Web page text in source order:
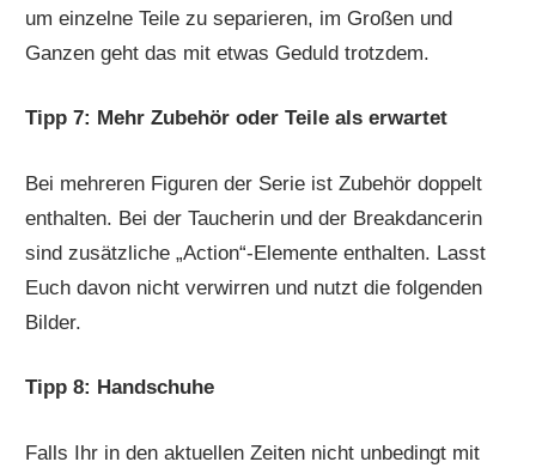
um einzelne Teile zu separieren, im Großen und
Ganzen geht das mit etwas Geduld trotzdem.
Tipp 7: Mehr Zubehör oder Teile als erwartet
Bei mehreren Figuren der Serie ist Zubehör doppelt
enthalten. Bei der Taucherin und der Breakdancerin
sind zusätzliche „Action“-Elemente enthalten. Lasst
Euch davon nicht verwirren und nutzt die folgenden
Bilder.
Tipp 8: Handschuhe
Falls Ihr in den aktuellen Zeiten nicht unbedingt mit